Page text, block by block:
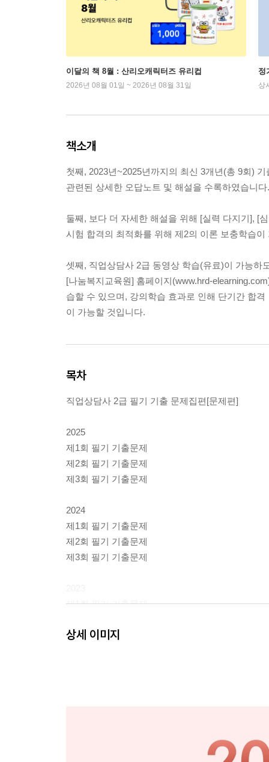
이달의 책 8월 : 산리오캐릭터즈 유리컵
2026년 08월 01일 ~ 2026년 08월 31일
정
상
책소개
첫째, 2023년~2025년까지의 최신 3개년(총 9회)
관련된 상세한 오답노트 및 해설을 수록하였습니다.
둘째, 보다 더 자세한 해설을 위해 [실력 다지기], [
시험 합격의 최적화를 위해 제2의 이론 보충학습
셋째, 직업상담사 2급 동영상 학습(유료)이 가능하
[나눔복지교육원] 홈페이지(www.hrd-
습할 수 있으며, 강의학습 효과로 인해 단기간 합격
이 가능할 것입니다.
목차
직업상담사 2급 필기 기출 문제집편[문제편]
2025
제1회 필기 기출문제
제2회 필기 기출문제
제3회 필기 기출문제
2024
제1회 필기 기출문제
제2회 필기 기출문제
제3회 필기 기출문제
제1회 필기 기출문제
제3회 필기 기출문제
상세 이미지